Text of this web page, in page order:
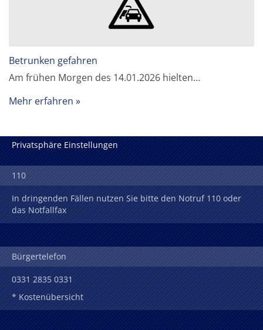
Betrunken gefahren
Am frühen Morgen des 14.01.2026 hielten…
Mehr erfahren
Privatsphäre Einstellungen
110
In dringenden Fällen nutzen Sie bitte den Notruf 110 oder
das Notfallfax
Bürgertelefon
0331 2835 0331
* Kostenübersicht